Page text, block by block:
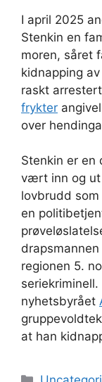
I april 2025
Stenkin en
moren, såret
kidnapping
raskt
frykter
over
Stenkin er en
vært inn og ut
lovbrudd
en
regionen 5.
seriekriminell.
nyhetsbyrået
at han
Kategorier